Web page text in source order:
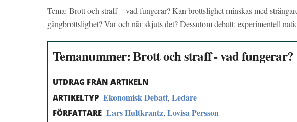
Tema: Brott och straff – vad fungerar? Kan brottslighet minskas med
gängbrottslighet? Var och när skjuts det? Dessutom debatt: experimentell
Temanummer: Brott och straff - vad fungerar?
UTDRAG FRÅN ARTIKELN
ARTIKELTYP Ekonomisk Debatt, Ledare
FÖRFATTARE Lars Hultkrantz, Lovisa Persson